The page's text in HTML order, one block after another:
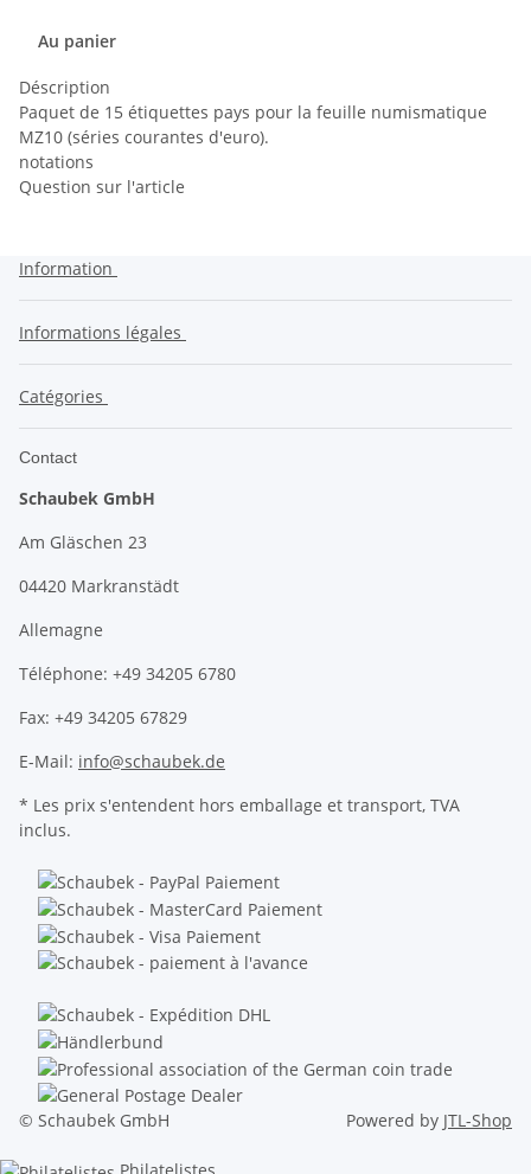
Au panier
Déscription
Paquet de 15 étiquettes pays pour la feuille numismatique
MZ10 (séries courantes d'euro).
notations
Question sur l'article
Information
Informations légales
Catégories
Contact
Schaubek GmbH
Am Gläschen 23
04420 Markranstädt
Allemagne
Téléphone: +49 34205 6780
Fax: +49 34205 67829
E-Mail: info@schaubek.de
* Les prix s'entendent hors emballage et transport, TVA
inclus.
© Schaubek GmbH Powered by JTL-Shop